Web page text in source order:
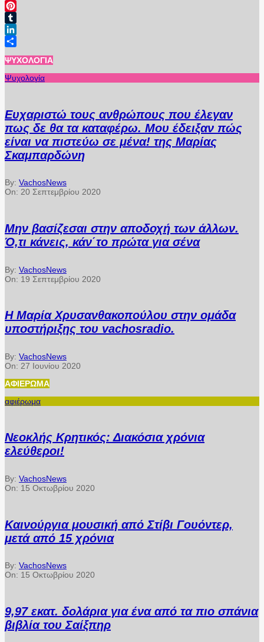
Email
Pinterest
Tumblr
LinkedIn
Μοιραστείτε
ΨΥΧΟΛΟΓΊΑ
Ψυχολογία
Ευχαριστώ τους ανθρώπους που έλεγαν
πως δε θα τα καταφέρω. Μου έδειξαν πώς
είναι να πιστεύω σε μένα! της Μαρίας
Σκαμπαρδώνη
By: VachosNews
On: 20 Σεπτεμβρίου 2020
Μην βασίζεσαι στην αποδοχή των άλλων.
Ό,τι κάνεις, κάν΄το πρώτα για σένα
By: VachosNews
On: 19 Σεπτεμβρίου 2020
Η Μαρία Χρυσανθακοπούλου στην ομάδα
υποστήριξης του vachosradio.
By: VachosNews
On: 27 Ιουνίου 2020
ΑΦΙΈΡΩΜΑ
αφιέρωμα
Νεοκλής Κρητικός: Διακόσια χρόνια
ελεύθεροι!
By: VachosNews
On: 15 Οκτωβρίου 2020
Καινούργια μουσική από Στίβι Γουόντερ,
μετά από 15 χρόνια
By: VachosNews
On: 15 Οκτωβρίου 2020
9,97 εκατ. δολάρια για ένα από τα πιο σπάνια
βιβλία του Σαίξπηρ